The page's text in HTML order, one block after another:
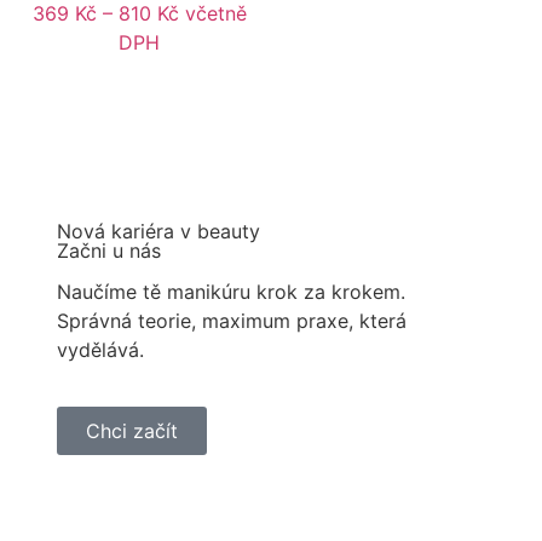
369 Kč – 810 Kč včetně
DPH
Nová kariéra v beauty
Začni u nás
Naučíme tě manikúru krok za krokem.
Správná teorie, maximum praxe, která
vydělává.
Chci začít